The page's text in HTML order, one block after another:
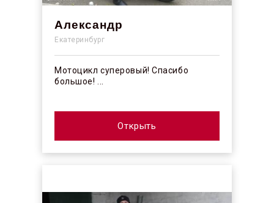
Александр
Екатеринбург
Мотоцикл суперовый! Спасибо
большое! ...
Открыть